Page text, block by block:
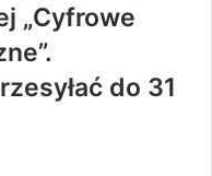
„Cyfrowe
do 31